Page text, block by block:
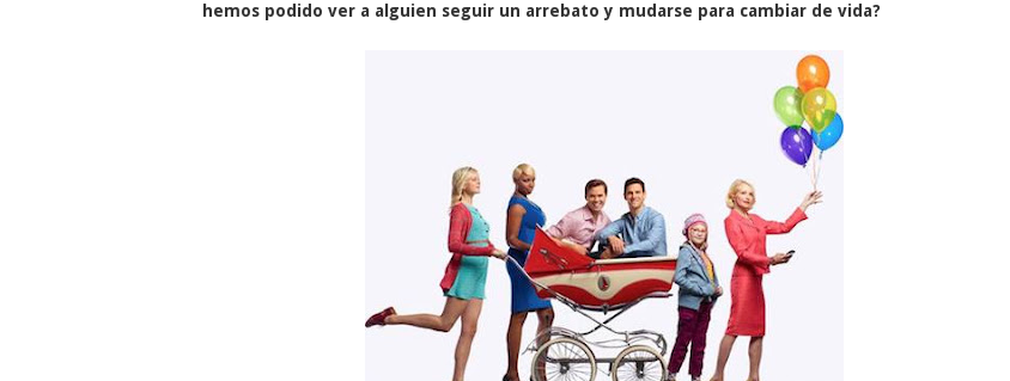
hemos podido ver a alguien seguir un arrebato y mudarse para cambiar de vida?